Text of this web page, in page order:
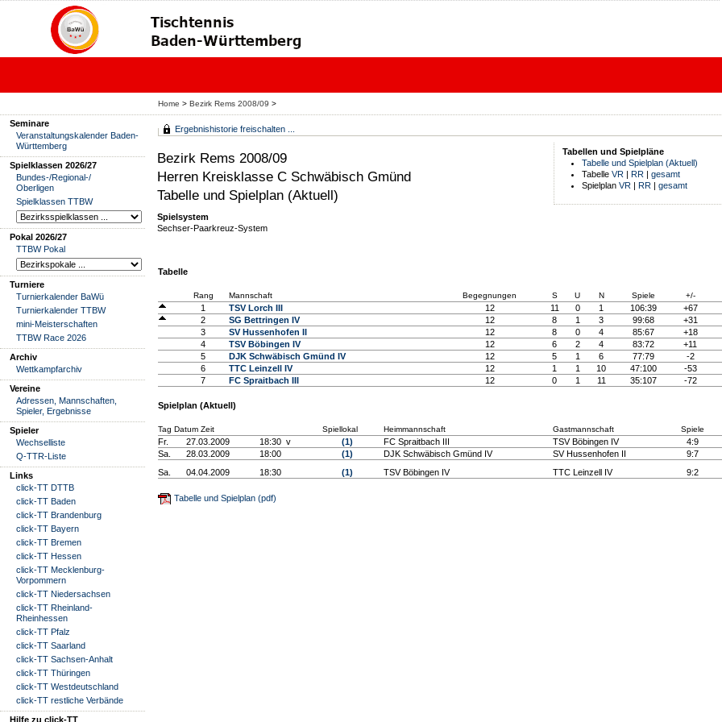
Home > Bezirk Rems 2008/09 >
Seminare
Veranstaltungskalender Baden-
Württemberg
Spielklassen 2026/27
Bundes-/Regional-/
Oberligen
Spielklassen TTBW
Pokal 2026/27
TTBW Pokal
Turniere
Turnierkalender BaWü
Turnierkalender TTBW
mini-Meisterschaften
TTBW Race 2026
Archiv
Wettkampfarchiv
Vereine
Adressen, Mannschaften,
Spieler, Ergebnisse
Spieler
Wechselliste
Q-TTR-Liste
Links
click-TT DTTB
click-TT Baden
click-TT Brandenburg
click-TT Bayern
click-TT Bremen
click-TT Hessen
click-TT Mecklenburg-
Vorpommern
click-TT Niedersachsen
click-TT Rheinland-
Rheinhessen
click-TT Pfalz
click-TT Saarland
click-TT Sachsen-Anhalt
click-TT Thüringen
click-TT Westdeutschland
click-TT restliche Verbände
Hilfe zu click-TT
Ergebnishistorie freischalten ...
Bezirk Rems 2008/09
Herren Kreisklasse C Schwäbisch Gmünd
Tabelle und Spielplan (Aktuell)
Spielsystem
Sechser-Paarkreuz-System
Tabellen und Spielpläne
Tabelle und Spielplan (Aktuell)
Tabelle VR | RR | gesamt
Spielplan VR | RR | gesamt
Tabelle
Rang Mannschaft Begegnungen S U N Spiele +/-
1 TSV Lorch III 12 11 0 1 106:39 +67
2
SG Bettringen IV 12 8 1 3 99:68 +31
3
SV Hussenhofen II 12 8 0 4 85:67 +18
4
TSV Böbingen IV 12 6 2 4 83:72 +11
5
DJK Schwäbisch Gmünd IV 12 5 1 6 77:79 -2
6
TTC Leinzell IV 12 1 1 10 47:100 -53
7
FC Spraitbach III 12 0 1 11 35:107 -72
Spielplan (Aktuell)
Tag Datum Zeit Spiellokal Heimmannschaft Gastmannschaft Spiele
Fr. 27.03.2009 18:30 v (1) FC Spraitbach III TSV Böbingen IV
4:9
Sa.
28.03.2009 18:00 (1) DJK Schwäbisch Gmünd IV SV Hussenhofen II
9:7
Sa.
04.04.2009 18:30 (1) TSV Böbingen IV TTC Leinzell IV 9:2
Tabelle und Spielplan (pdf)